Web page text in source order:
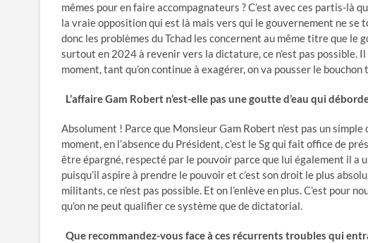
mêmes pour en faire accompagnateurs ? C’est avec ces partis-là
la vraie opposition qui est là mais vers qui le gouvernement ne se
donc les problèmes du Tchad les concernent au même titre que le
surtout en 2024 à revenir vers la dictature, ce n’est pas possible.
moment, tant qu’on continue à exagérer, on va pousser le
L’affaire Gam Robert n’est-elle pas une goutte d’eau qui
Absolument ! Parce que Monsieur Gam Robert n’est pas un
moment, en l’absence du Président, c’est le Sg qui fait office de
être épargné, respecté par le pouvoir parce que lui également il
puisqu’il aspire à prendre le pouvoir et c’est son droit le plus
militants, ce n’est pas possible. Et on l’enlève en plus. C’est pour
qu’on ne peut qualifier ce système que de dictatorial.
Que recommandez-vous face à ces récurrents troubles qui